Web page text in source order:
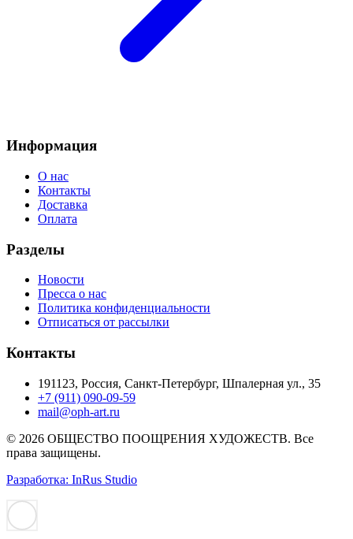
Информация
О нас
Контакты
Доставка
Оплата
Разделы
Новости
Пресса о нас
Политика конфиденциальности
Отписаться от рассылки
Контакты
191123, Россия, Санкт-Петербург, Шпалерная ул., 35
+7 (911) 090-09-59
mail@oph-art.ru
© 2026 ОБЩЕСТВО ПООЩРЕНИЯ ХУДОЖЕСТВ. Все
права защищены.
Разработка: InRus Studio